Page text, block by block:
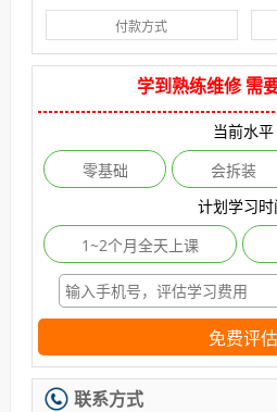
付款方式
学到熟练维修 需
当前水平
零基础
会拆装
计划学习时
1~2个月全天上课
免费评估
联系方式